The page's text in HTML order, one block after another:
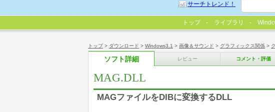
トップ> ダウンロード > Windows3.1 > 画像＆サウンド > グラフィックス関係 >
ソフト詳細 レビュー コメント・評価
MAG.DLL
MAGファイルをDIBに変換するDLL
サーチトレンド！
トップ ライブラリ